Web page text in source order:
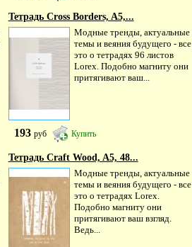
Тетрадь Cross Borders, A5,...
Модные тренды, актуальные
темы и веяния будущего - все
это о тетрадях 96 листов
Lorex. Подобно магниту они
притягивают ваш...
193 руб Купить
Тетрадь Craft Wood, A5, 48...
Модные тренды, актуальные
темы и веяния будущего - все
это о тетрадях Lorex.
Подобно магниту они
притягивают ваш взгляд.
Ведь...